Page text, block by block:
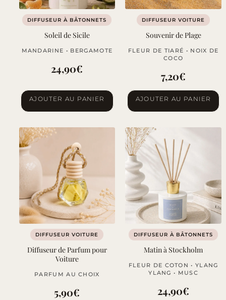
DIFFUSEUR À BÂTONNETS
Soleil de Sicile
MANDARINE • BERGAMOTE
24,90€
AJOUTER AU PANIER
DIFFUSEUR VOITURE
Souvenir de Plage
FLEUR DE TIARÉ • NOIX DE
COCO
7,20€
AJOUTER AU PANIER
DIFFUSEUR VOITURE
Diffuseur de Parfum pour
Voiture
PARFUM AU CHOIX
5,90€
DIFFUSEUR À BÂTONNETS
Matin à Stockholm
FLEUR DE COTON • YLANG
YLANG • MUSC
24,90€